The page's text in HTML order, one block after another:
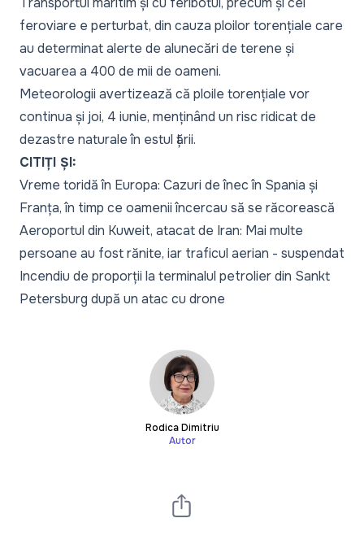
feroviare e perturbat, din cauza ploilor torențiale care
au determinat alerte de alunecări de terene și
vacuarea a 400 de mii de oameni.
Meteorologii avertizează că ploile torențiale vor
continua și joi, 4 iunie, menținând un risc ridicat de
dezastre naturale în estul țării.
CITIȚI ȘI:
Vreme toridă în Europa: Cazuri de înec în Spania și
Franța, în timp ce oamenii încercau să se răcorească
Aeroportul din Kuweit, atacat de Iran: Mai multe
persoane au fost rănite, iar traficul aerian - suspendat
Incendiu de proporții la terminalul petrolier din Sankt
Petersburg după un atac cu drone
Rodica Dimitriu
Autor